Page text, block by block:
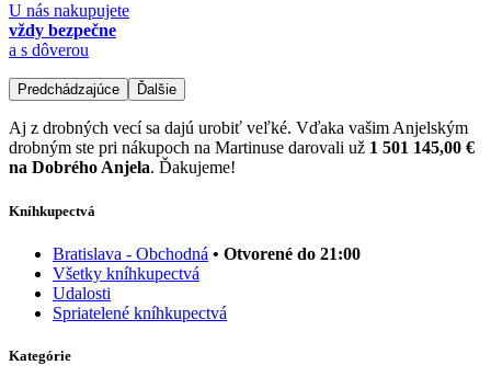
U nás nakupujete
vždy bezpečne
a s dôverou
Predchádzajúce Ďalšie
Aj z drobných vecí sa dajú urobiť veľké. Vďaka vašim Anjelským
drobným ste pri nákupoch na Martinuse darovali už 1 501 145,00 €
na Dobrého Anjela. Ďakujeme!
Kníhkupectvá
Bratislava - Obchodná • Otvorené do 21:00
Všetky kníhkupectvá
Udalosti
Spriatelené kníhkupectvá
Kategórie